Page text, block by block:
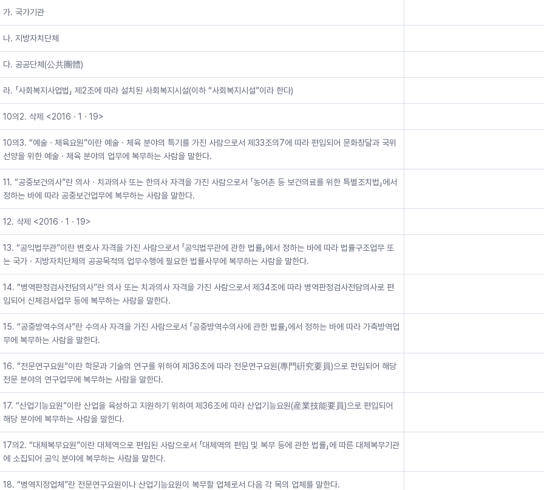
가. 국가기관
나. 지방자치단체
다. 공공단체(公共團體)
라. 「사회복지사업법」 제2조에 따라 설치된 사회복지시설(이하 “사회복지시설”이라 한다)
10의2. 삭제 <2016ㆍ1ㆍ19>
10의3. “예술ㆍ체육요원”이란 예술ㆍ체육 분야의 특기를 가진 사람으로서 제33조의7에 따라 편입되어 문화창달과 국위
선양을 위한 예술ㆍ체육 분야의 업무에 복무하는 사람을 말한다.
11. “공중보건의사”란 의사ㆍ치과의사 또는 한의사 자격을 가진 사람으로서 「농어촌 등 보건의료를 위한 특별조치법」에서
정하는 바에 따라 공중보건업무에 복무하는 사람을 말한다.
12. 삭제 <2016ㆍ1ㆍ19>
13. “공익법무관”이란 변호사 자격을 가진 사람으로서 「공익법무관에 관한 법률」에서 정하는 바에 따라 법률구조업무 또
는 국가ㆍ지방자치단체의 공공목적의 업무수행에 필요한 법률사무에 복무하는 사람을 말한다.
14. “병역판정검사전담의사”란 의사 또는 치과의사 자격을 가진 사람으로서 제34조에 따라 병역판정검사전담의사로 편
입되어 신체검사업무 등에 복무하는 사람을 말한다.
15. “공중방역수의사”란 수의사 자격을 가진 사람으로서 「공중방역수의사에 관한 법률」에서 정하는 바에 따라 가축방역업
무에 복무하는 사람을 말한다.
16. “전문연구요원”이란 학문과 기술의 연구를 위하여 제36조에 따라 전문연구요원(專門硏究要員)으로 편입되어 해당
전문 분야의 연구업무에 복무하는 사람을 말한다.
17. “산업기능요원”이란 산업을 육성하고 지원하기 위하여 제36조에 따라 산업기능요원(産業技能要員)으로 편입되어
해당 분야에 복무하는 사람을 말한다.
17의2. “대체복무요원”이란 대체역으로 편입된 사람으로서 「대체역의 편입 및 복무 등에 관한 법률」에 따른 대체복무기관
에 소집되어 공익 분야에 복무하는 사람을 말한다.
18. “병역지정업체”란 전문연구요원이나 산업기능요원이 복무할 업체로서 다음 각 목의 업체를 말한다.